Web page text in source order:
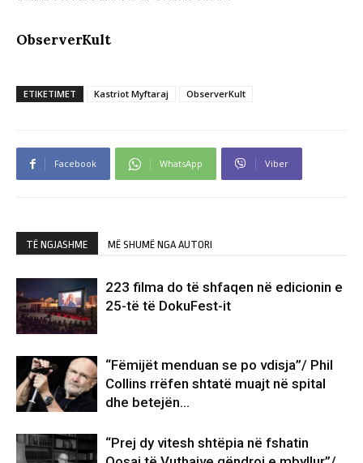
ObserverKult
ETIKETIMET Kastriot Myftaraj ObserverKult
Facebook WhatsApp Viber
TË NGJASHME MË SHUMË NGA AUTORI
223 filma do të shfaqen në edicionin e
25-të të DokuFest-it
“Fëmijët menduan se po vdisja”/ Phil
Collins rrëfen shtatë muajt në spital
dhe betejën…
“Prej dy vitesh shtëpia në fshatin